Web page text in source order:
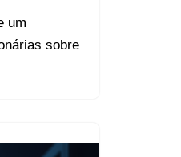
um
sobre